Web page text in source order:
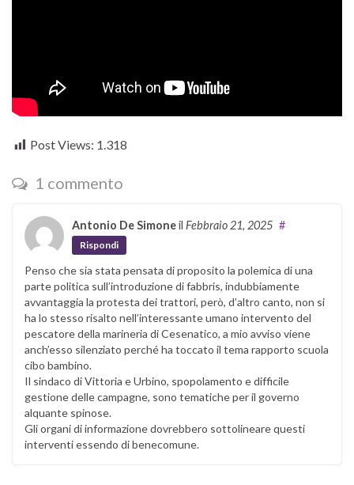
Post Views: 1.318
1 commento
Antonio De Simoneil Febbraio 21, 2025 #
Rispondi
Penso che sia stata pensata di proposito la polemica di una
parte politica sull’introduzione di fabbris, indubbiamente
avvantaggia la protesta dei trattori, però, d’altro canto, non si
ha lo stesso risalto nell’interessante umano intervento del
pescatore della marineria di Cesenatico, a mio avviso viene
anch’esso silenziato perché ha toccato il tema rapporto scuola
cibo bambino.
Il sindaco di Vittoria e Urbino, spopolamento e difficile
gestione delle campagne, sono tematiche per il governo
alquante spinose.
Gli organi di informazione dovrebbero sottolineare questi
interventi essendo di benecomune.